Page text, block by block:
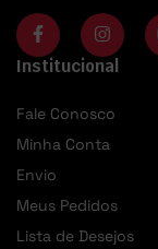
Institucional
Fale Conosco
Minha Conta
Envio
Meus Pedidos
Lista de Desejos